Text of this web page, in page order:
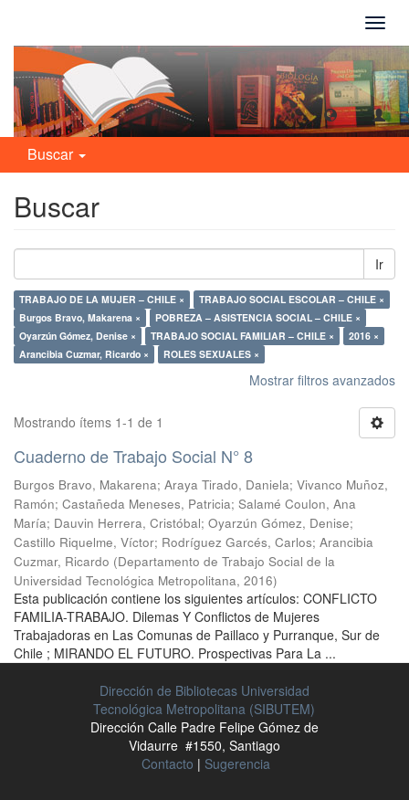
Buscar
Buscar
Ir
TRABAJO DE LA MUJER – CHILE ×
TRABAJO SOCIAL ESCOLAR – CHILE ×
Burgos Bravo, Makarena ×
POBREZA – ASISTENCIA SOCIAL – CHILE ×
Oyarzún Gómez, Denise ×
TRABAJO SOCIAL FAMILIAR – CHILE ×
2016 ×
Arancibia Cuzmar, Ricardo ×
ROLES SEXUALES ×
Mostrar filtros avanzados
Mostrando ítems 1-1 de 1
Cuaderno de Trabajo Social N° 8
Burgos Bravo, Makarena; Araya Tirado, Daniela; Vivanco Muñoz,
Ramón; Castañeda Meneses, Patricia; Salamé Coulon, Ana
María; Dauvin Herrera, Cristóbal; Oyarzún Gómez, Denise;
Castillo Riquelme, Víctor; Rodríguez Garcés, Carlos; Arancibia
Cuzmar, Ricardo (Departamento de Trabajo Social de la
Universidad Tecnológica Metropolitana, 2016)
Esta publicación contiene los siguientes artículos: CONFLICTO
FAMILIA-TRABAJO. Dilemas Y Conflictos de Mujeres
Trabajadoras en Las Comunas de Paillaco y Purranque, Sur de
Chile ; MIRANDO EL FUTURO. Prospectivas Para La ...
Dirección de Bibliotecas Universidad
Tecnológica Metropolitana (SIBUTEM)
Dirección Calle Padre Felipe Gómez de
Vidaurre #1550, Santiago
Contacto | Sugerencia